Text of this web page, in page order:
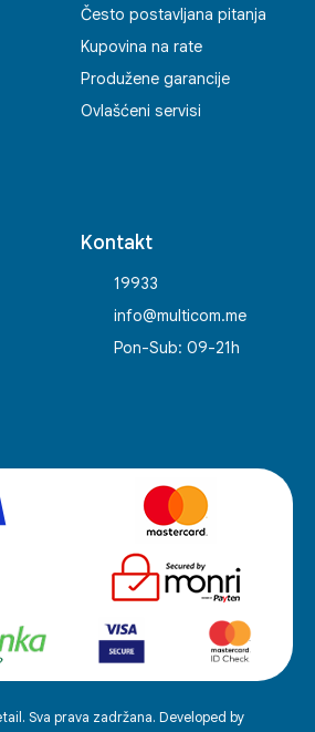
Često postavljana pitanja
Kupovina na rate
Produžene garancije
Ovlašćeni servisi
Kontakt
19933
info@multicom.me
Pon-Sub: 09-21h
Sva prava zadržana. Developed by